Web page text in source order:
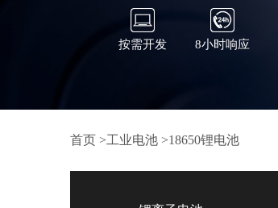
按需开发 8小时响应
首页 >工业电池 >18650锂电池